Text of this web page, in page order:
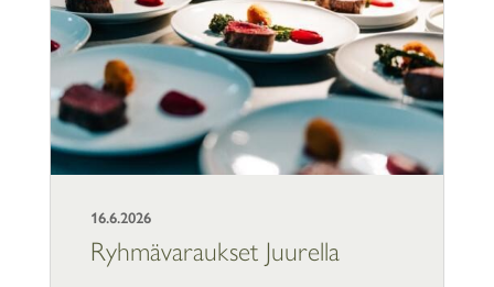
Ryhmävaraukset Juurella
16.6.2026